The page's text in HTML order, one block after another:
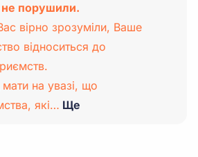
не порушили.
вірно зрозуміли, Ваше
відноситься до
на увазі, що
які… Ще